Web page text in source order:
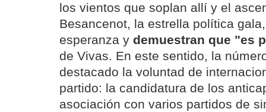
los vientos que soplan allí y el
Besancenot, la estrella política
esperanza y demuestran que "es
de Vivas. En este sentido, la
destacado la voluntad de
partido: la candidatura de los
asociación con varios partidos de